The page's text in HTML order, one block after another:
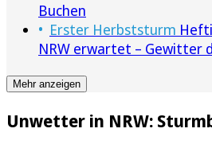
Buchen
Erster Herbststurm
NRW erwartet – Gewitter
Mehr anzeigen
Unwetter in NRW: